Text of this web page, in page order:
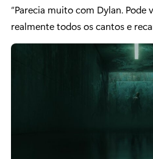
“Parecia muito com Dylan. Pode
realmente todos os cantos e